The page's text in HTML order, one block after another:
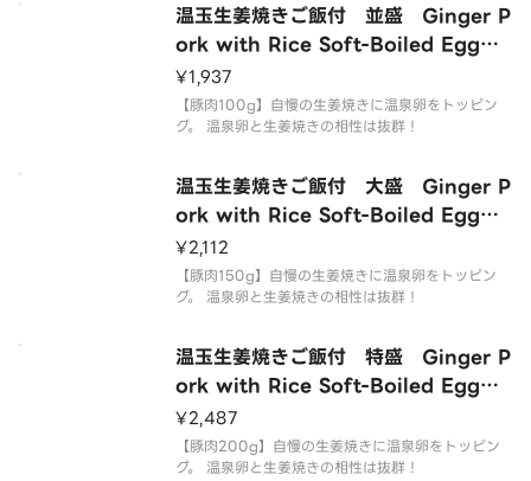
温玉生姜焼きご飯付 並盛 Ginger P
ork with Rice Soft-Boiled Egg
（Regular）
¥1,937
【豚肉100g】自慢の生姜焼きに温泉卵をトッピン
グ。 温泉卵と生姜焼きの相性は抜群！
温玉生姜焼きご飯付 大盛 Ginger P
ork with Rice Soft-Boiled Egg（L
arge）
¥2,112
【豚肉150g】自慢の生姜焼きに温泉卵をトッピン
グ。 温泉卵と生姜焼きの相性は抜群！
温玉生姜焼きご飯付 特盛 Ginger P
ork with Rice Soft-Boiled Egg（E
xtra Large）
¥2,487
【豚肉200g】自慢の生姜焼きに温泉卵をトッピン
グ。 温泉卵と生姜焼きの相性は抜群！